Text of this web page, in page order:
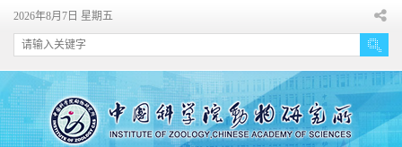
2026年8月7日 星期五